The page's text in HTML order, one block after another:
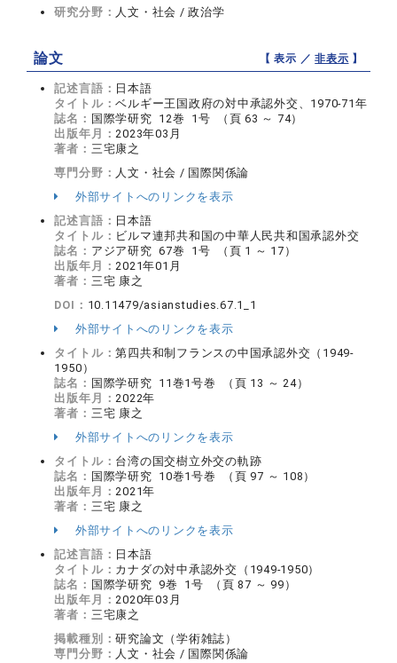
研究分野： 人文・社会 / 政治学
論文 【 表示 ／非表示 】
記述言語： 日本語
タイトル：ベルギー王国政府の対中承認外交、1970-71年
誌名： 国際学研究 12巻 1号 （頁 63 ～ 74）
出版年月：2023年03月
著者： 三宅康之
専門分野： 人文・社会 / 国際関係論
外部サイトへのリンクを表示
記述言語： 日本語
タイトル： ビルマ連邦共和国の中華人民共和国承認外交
誌名： アジア研究 67巻 1号 （頁 1 ～ 17）
出版年月：2021年01月
著者： 三宅 康之
DOI： 10.11479/asianstudies.67.1_1
外部サイトへのリンクを表示
タイトル：第四共和制フランスの中国承認外交（1949-
1950）
誌名： 国際学研究 11巻1号巻 （頁 13 ～ 24）
出版年月：2022年
著者： 三宅 康之
外部サイトへのリンクを表示
タイトル： 台湾の国交樹立外交の軌跡
誌名： 国際学研究 10巻1号巻 （頁 97 ～ 108）
出版年月：2021年
著者： 三宅 康之
外部サイトへのリンクを表示
記述言語： 日本語
タイトル： カナダの対中承認外交（1949-1950）
誌名： 国際学研究 9巻 1号 （頁 87 ～ 99）
出版年月：2020年03月
著者： 三宅康之
掲載種別：研究論文（学術雑誌）
専門分野： 人文・社会 / 国際関係論